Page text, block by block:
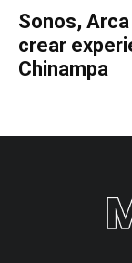
Sonos,
crear
Chinampa